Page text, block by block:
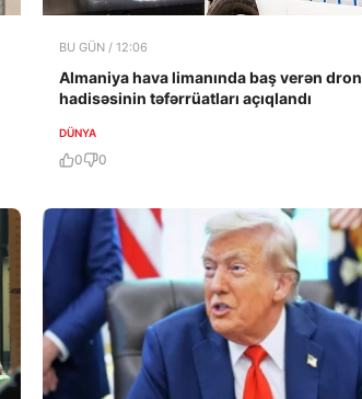
BU GÜN / 12:06
Almaniya hava limanında baş verən dron
hadisəsinin təfərrüatları açıqlandı
DÜNYA
0 0